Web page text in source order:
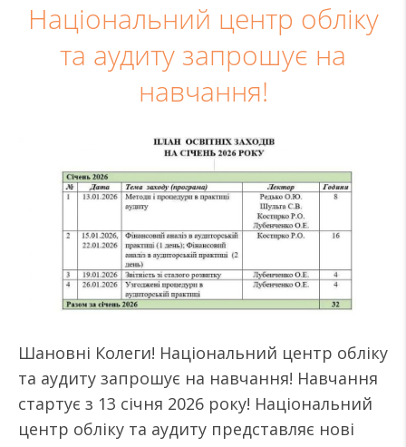
Національний центр обліку
та аудиту запрошує на
навчання!
Шановні Колеги! Національний центр обліку
та аудиту запрошує на навчання! Навчання
стартує з 13 січня 2026 року! Національний
центр обліку та аудиту представляє нові